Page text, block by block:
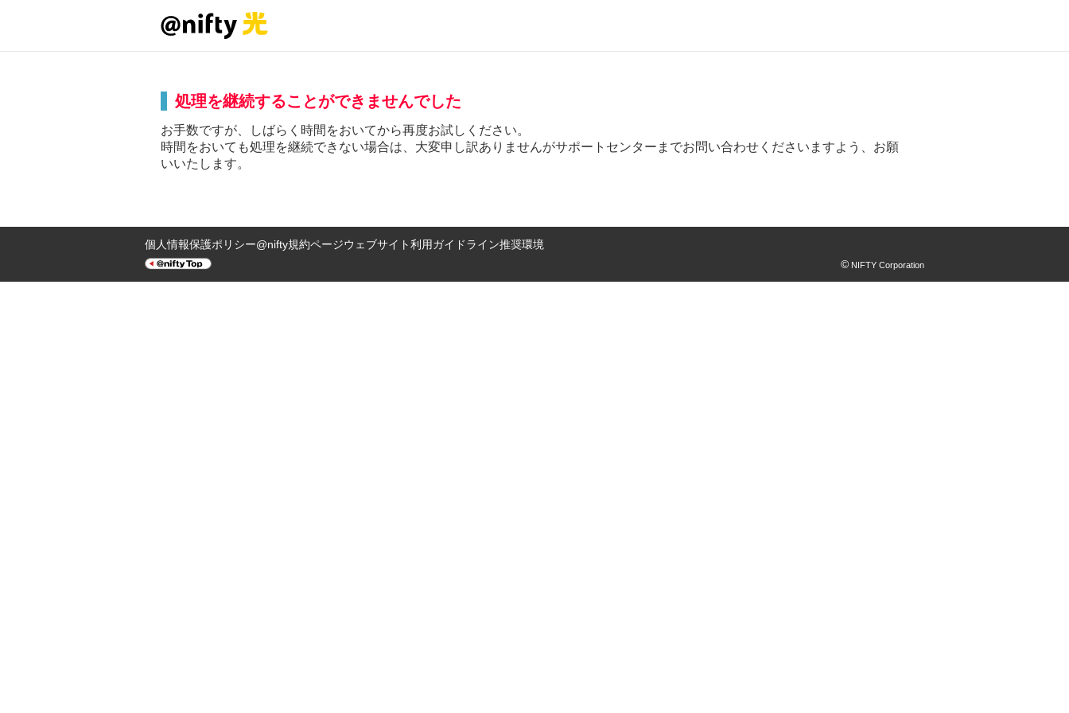
処理を継続することができませんでした
お手数ですが、しばらく時間をおいてから再度お試しください。
時間をおいても処理を継続できない場合は、大変申し訳ありませんがサポートセンターまでお問い合わせくださいますよう、お願
いいたします。
個人情報保護ポリシー@nifty規約ページウェブサイト利用ガイドライン推奨環境
© NIFTY Corporation